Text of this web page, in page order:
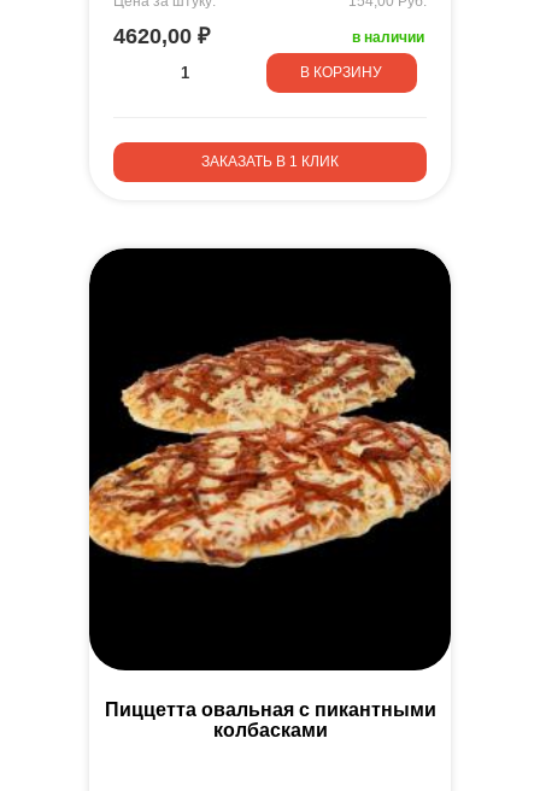
4620,00 ₽ в наличии
В КОРЗИНУ
ЗАКАЗАТЬ В 1 КЛИК
Пиццетта овальная с пикантными
колбасками